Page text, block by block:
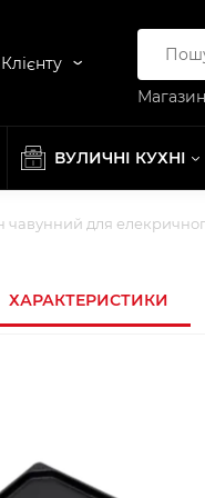
Клієнту
ВУЛИЧНІ КУХНІ
чавунний для
ХАРАКТЕРИСТИКИ